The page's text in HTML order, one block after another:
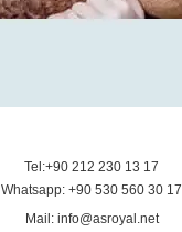
Tel:+90 212 230 13 17
Whatsapp: +90 530 560 30 17
Mail: info@asroyal.net